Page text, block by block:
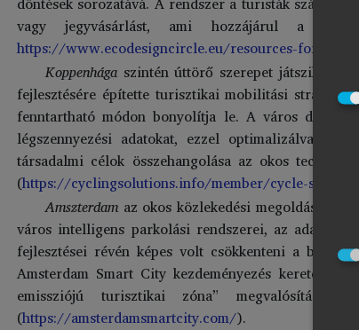
vagy jegyvásárlást, ami hozzájárul a
https://www.ecodesigncircle.eu/resources-for-you/
Koppenhága szintén úttörő szerepet játszik az
fejlesztésére építette turisztikai mobilitási
fenntartható módon bonyolítja le. A város digitális
légszennyezési adatokat, ezzel optimalizálva a
társadalmi célok összehangolása az okos
(https://cyclingsolutions.info/member/cycle-
Amszterdamaz okos közlekedési megoldások
város intelligens parkolási rendszerei, az
fejlesztései révén képes volt csökkenteni a
Amsterdam Smart City kezdeményezés keretében
emissziójú turisztikai zóna”
(https://amsterdamsmartcity.com/).